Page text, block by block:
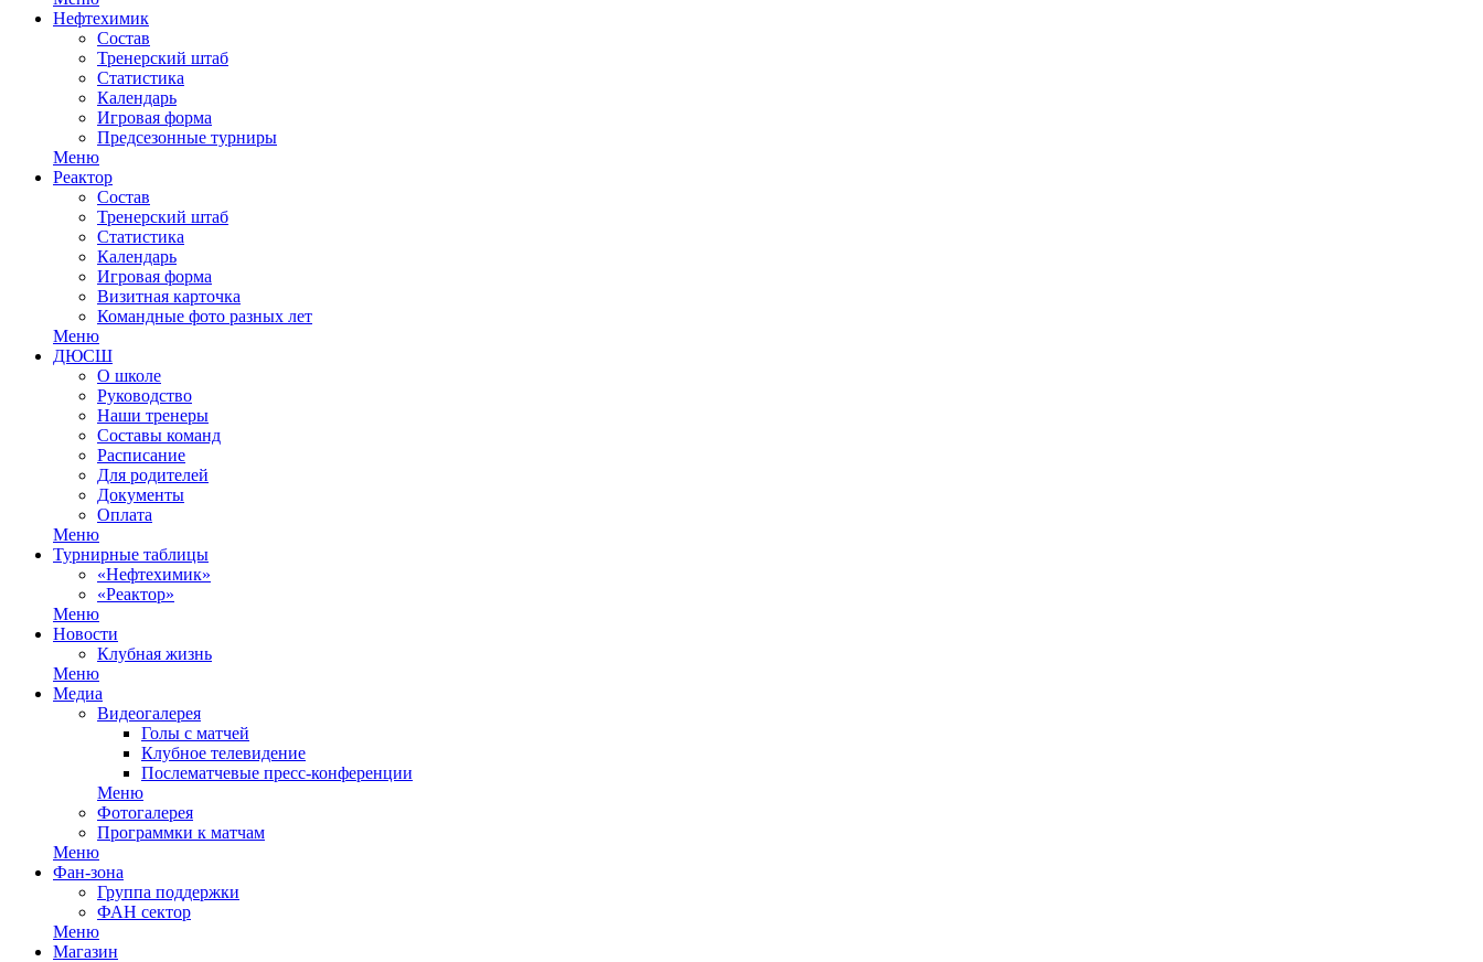
Нефтехимик
Состав
Тренерский штаб
Статистика
Календарь
Игровая форма
Предсезонные турниры
Меню
Реактор
Состав
Тренерский штаб
Статистика
Календарь
Игровая форма
Визитная карточка
Командные фото разных лет
Меню
ДЮСШ
О школе
Руководство
Наши тренеры
Составы команд
Расписание
Для родителей
Документы
Оплата
Меню
Турнирные таблицы
«Нефтехимик»
«Реактор»
Меню
Новости
Клубная жизнь
Меню
Медиа
Видеогалерея
Голы с матчей
Клубное телевидение
Послематчевые пресс-конференции
Меню
Фотогалерея
Программки к матчам
Меню
Фан-зона
Группа поддержки
ФАН сектор
Меню
Магазин